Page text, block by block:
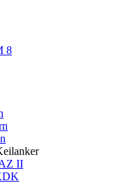
8
II